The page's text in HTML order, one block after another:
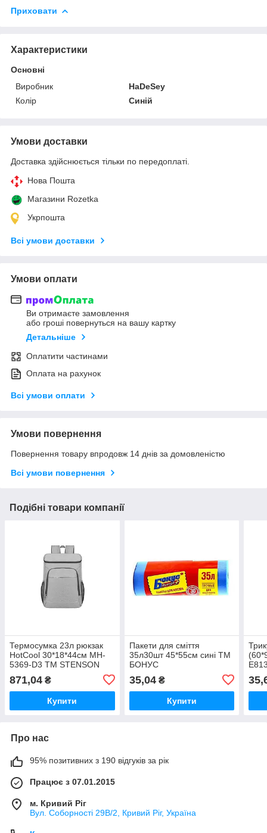
Приховати
Характеристики
Основні
Виробник
HaDeSey
Колір
Синій
Умови доставки
Доставка здійснюється тільки по передоплаті.
Нова Пошта
Магазини Rozetka
Укрпошта
Всі умови доставки
Умови оплати
Ви отримаєте замовлення
або гроші повернуться на вашу картку
Детальніше
Оплатити частинами
Оплата на рахунок
Всі умови оплати
Умови повернення
Повернення товару впродовж 14 днів за домовленістю
Всі умови повернення
Подібні товари компанії
Термосумка 23л рюкзак
HotCool 30*18*44см MH-
5369-D3 ТМ STENSON
871,04 ₴
Купити
Пакети для сміття
35л30шт 45*55см сині ТМ
БОНУС
35,04₴
Купити
Про нас
95% позитивних з 190 відгуків за рік
Працює з 07.01.2015
м. Кривий Ріг
Вул. Соборності 29В/2, Кривий Ріг, Україна